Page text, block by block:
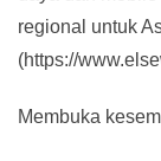
regional untuk
(https://
Membuka